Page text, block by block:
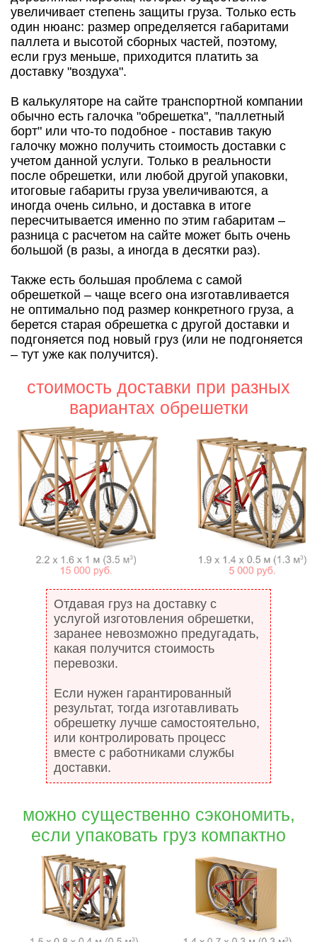
увеличивает степень защиты груза. Только есть
один нюанс: размер определяется габаритами
паллета и высотой сборных частей, поэтому,
если груз меньше, приходится платить за
доставку "воздуха".
В калькуляторе на сайте транспортной компании
обычно есть галочка "обрешетка", "паллетный
борт" или что-то подобное - поставив такую
галочку можно получить стоимость доставки с
учетом данной услуги. Только в реальности
после обрешетки, или любой другой упаковки,
итоговые габариты груза увеличиваются, а
иногда очень сильно, и доставка в итоге
пересчитывается именно по этим габаритам –
разница с расчетом на сайте может быть очень
большой (в разы, а иногда в десятки раз).
Также есть большая проблема с самой
обрешеткой – чаще всего она изготавливается
не оптимально под размер конкретного груза, а
берется старая обрешетка с другой доставки и
подгоняется под новый груз (или не подгоняется
– тут уже как получится).
стоимость доставки при разных
вариантах обрешетки
Отдавая груз на доставку с
услугой изготовления обрешетки,
заранее невозможно предугадать,
какая получится стоимость
перевозки.
Если нужен гарантированный
результат, тогда изготавливать
обрешетку лучше самостоятельно,
или контролировать процесс
вместе с работниками службы
доставки.
можно существенно сэкономить,
если упаковать груз компактно